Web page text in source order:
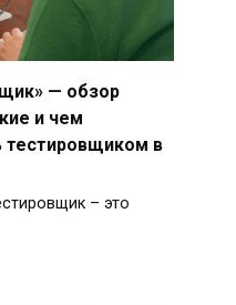
— обзор
и чем
тестировщиком в
– это